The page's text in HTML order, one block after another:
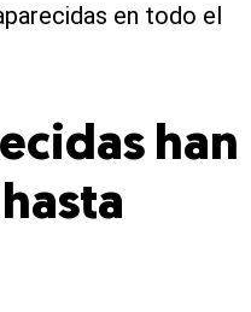
en todo el
han